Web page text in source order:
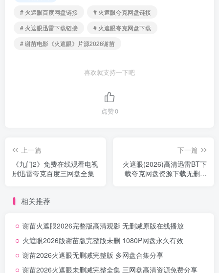
# 火遮眼百度网盘链接
# 火遮眼夸克网盘链接
# 火遮眼迅雷下载链接
# 火遮眼夸克网盘下载
# 谢苗电影《火遮眼》片源2026谢苗
喜欢就支持一下吧
点赞0
上一篇
《九门2》免费在线观看电视
剧迅雷夸克百度三网盘全集
下一篇
火遮眼(2026)高清迅雷BT下
载夸克网盘资源下载无删减
相关推荐
谢苗火遮眼2026完整版高清观影 无删减原版在线播放
火遮眼2026版谢苗版完整版未删 1080P网盘永久有效
谢苗2026火遮眼无删减完整版 多网盘合集分享
谢苗2026火遮眼未删减完整全集 三网盘高清资源免费分享